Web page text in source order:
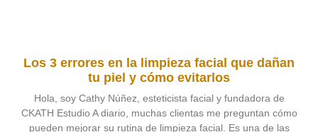
Los 3 errores en la limpieza facial que dañan
tu piel y cómo evitarlos
Hola, soy Cathy Núñez, esteticista facial y fundadora de
CKATH Estudio A diario, muchas clientas me preguntan cómo
pueden mejorar su rutina de limpieza facial. Es una de las